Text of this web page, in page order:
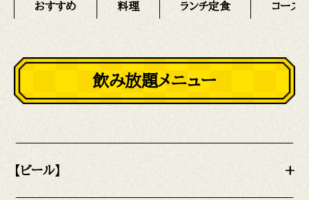
おすすめ 料理 ランチ定食 コース
飲み放題メニュー
【ビール】 +